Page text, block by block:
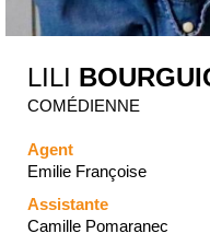
LILI
COMÉDIENNE
Agent
Emilie Françoise
Assistante
Camille Pomaranec